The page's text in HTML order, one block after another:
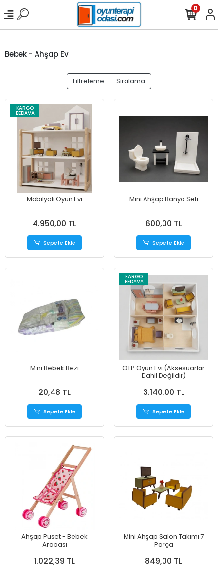
0
Bebek - Ahşap Ev
Filtreleme Sıralama
KARGO
BEDAVA
Mobilyalı Oyun Evi
4.950,00 TL
Sepete Ekle
Mini Ahşap Banyo Seti
600,00 TL
Sepete Ekle
Mini Bebek Bezi
20,48 TL
Sepete Ekle
KARGO
BEDAVA
OTP Oyun Evi (Aksesuarlar
Dahil Değildir)
3.140,00 TL
Sepete Ekle
Ahşap Puset - Bebek
Arabası
1.022,39 TL
Mini Ahşap Salon Takımı 7
Parça
849,00 TL